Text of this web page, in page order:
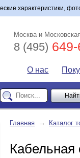
характеристики,
Москва и
8 (495)
О нас
Главная → Каталог
Кабельная